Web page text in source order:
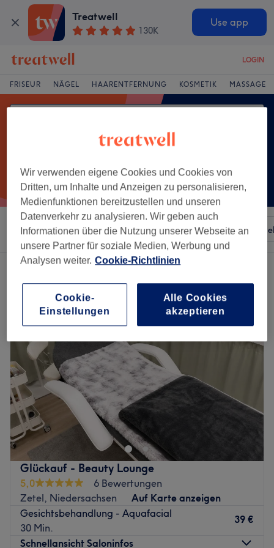
Treatwell
130K
Use app
LOGIN
FRISEUR NÄGEL HAARENTFERNUNG KOSMETIK MASSAGE
Sortieren nach Besonderheiten Salons
Ein Salon, der anbietet:
Glückauf - Beauty Lounge
5,0
6 Bewertungen
Zetel, Niedersachsen
Auf Karte anzeigen
Gesichtsbehandlung - Aquafacial
30 Min.
39 €
Schnellansicht Saloninfos
Wir verwenden eigene Cookies und Cookies von
Dritten, um Inhalte und Anzeigen zu personalisieren,
Medienfunktionen bereitzustellen und unseren
Datenverkehr zu analysieren. Wir geben auch
Informationen über die Nutzung unserer Webseite an
unsere Partner für soziale Medien, Werbung und
Analysen weiter. Cookie-Richtlinien
Cookie-
Einstellungen
Alle Cookies
akzeptieren